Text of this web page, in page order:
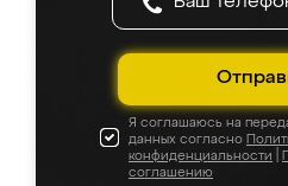
Я соглашаюсь на
данных согласно
конфиденциальности
соглашению